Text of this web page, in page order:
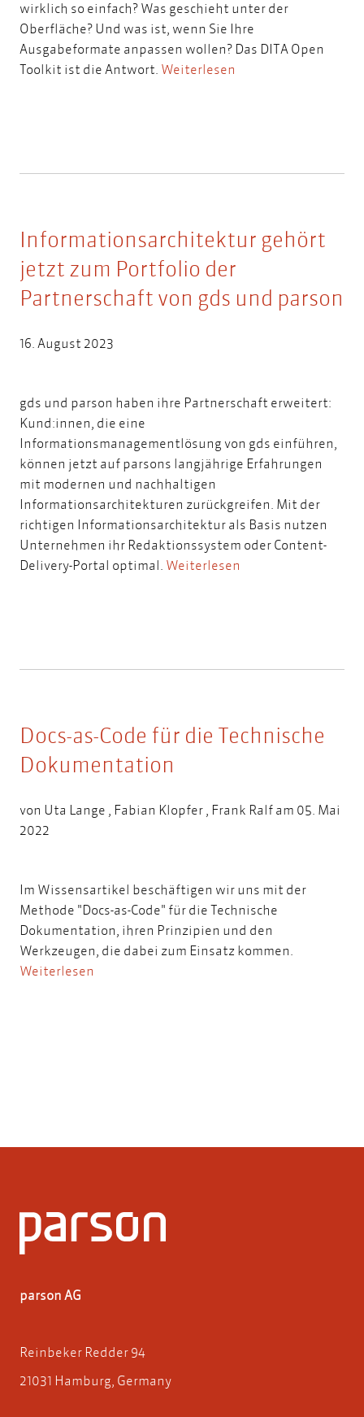
wirklich so einfach? Was geschieht unter der
Oberfläche? Und was ist, wenn Sie Ihre
Ausgabeformate anpassen wollen? Das DITA Open
Toolkit ist die Antwort. Weiterlesen
Informationsarchitektur gehört
jetzt zum Portfolio der
Partnerschaft von gds und parson
16. August 2023
gds und parson haben ihre Partnerschaft erweitert:
Kund:innen, die eine
Informationsmanagementlösung von gds einführen,
können jetzt auf parsons langjährige Erfahrungen
mit modernen und nachhaltigen
Informationsarchitekturen zurückgreifen. Mit der
richtigen Informationsarchitektur als Basis nutzen
Unternehmen ihr Redaktionssystem oder Content-
Delivery-Portal optimal. Weiterlesen
Docs-as-Code für die Technische
Dokumentation
von Uta Lange , Fabian Klopfer, Frank Ralfam 05. Mai
2022
Im Wissensartikel beschäftigen wir uns mit der
Methode "Docs-as-Code" für die Technische
Dokumentation, ihren Prinzipien und den
Werkzeugen, die dabei zum Einsatz kommen.
Weiterlesen
parson AG
Reinbeker Redder 94
21031 Hamburg, Germany